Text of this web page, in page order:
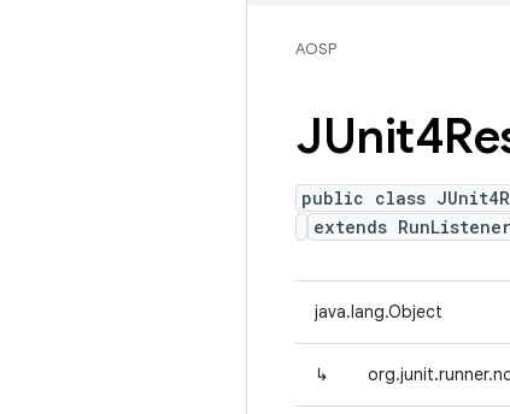
AOSP
public class
extends RunListener
java.lang.Object
↳